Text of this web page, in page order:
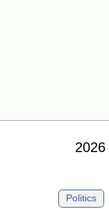
Politics